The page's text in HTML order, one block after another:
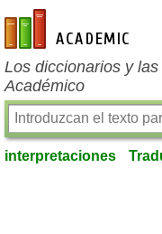
es-academic.com
Los diccionarios y
Académico
interpretaciones